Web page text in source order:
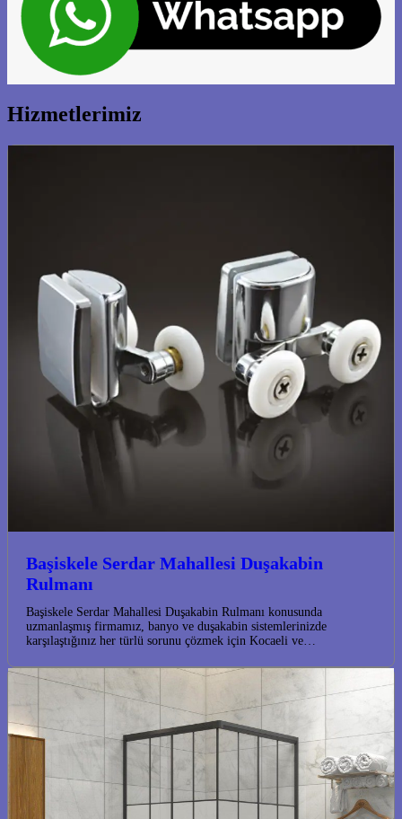
Hizmetlerimiz
Başiskele Serdar Mahallesi Duşakabin
Rulmanı
Başiskele Serdar Mahallesi Duşakabin Rulmanı konusunda
uzmanlaşmış firmamız, banyo ve duşakabin sistemlerinizde
karşılaştığınız her türlü sorunu çözmek için Kocaeli ve…